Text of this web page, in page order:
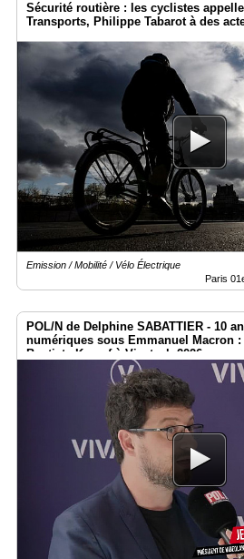
Sécurité routière : les cyclistes
Transports, Philippe Tabarot à des
Emission / Mobilité / Vélo Électrique
Paris
POL/N de Delphine SABATTIER - 10
numériques sous Emmanuel Macron
Baptiste Kempf à Vivatech 2026